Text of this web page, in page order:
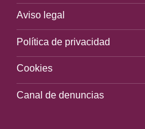
Aviso legal
Política de privacidad
Cookies
Canal de denuncias